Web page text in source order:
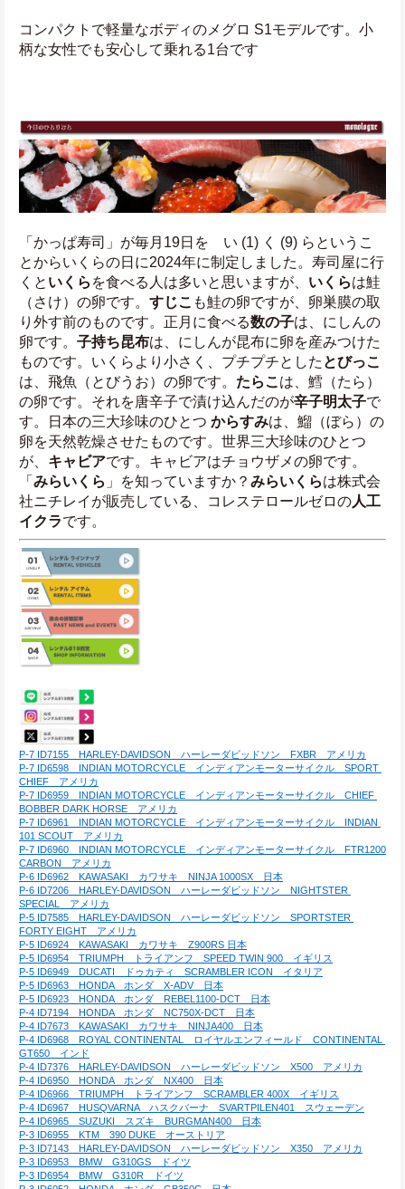
コンパクトで軽量なボディのメグロ S1モデルです。小
柄な女性でも安心して乗れる1台です
「かっぱ寿司」が毎月19日を　い (1) く (9) らというこ
とからいくらの日に2024年に制定しました。寿司屋に行
くと いくら を食べる人は多いと思いますが、 いくらは鮭
（さけ）の卵です。 すじこ も鮭の卵ですが、卵巣膜の取
り外す前のものです。正月に食べる数の子は、にしんの
卵です。 子持ち昆布は、にしんが昆布に卵を産みつけた
ものです。いくらより小さく、プチプチとした とびっこ
は、飛魚（とびうお）の卵です。 たらこは、鱈（たら）
の卵です。それを唐辛子で漬け込んだのが辛子明太子で
す。日本の三大珍味のひとつ からすみは、鰡（ぼら）の
卵を天然乾燥させたものです。世界三大珍味のひとつ
が、 キャビアです。キャビアはチョウザメの卵です。
「 みらいくら 」を知っていますか？ みらいくらは株式会
社ニチレイが販売している、コレステロールゼロの人工
イクラです。
P-7 ID7155　HARLEY-DAVIDSON　ハーレーダビッドソン　FXBR　アメリカ
P-7 ID6598　INDIAN MOTORCYCLE　インディアンモーターサイクル　SPORT
CHIEF　アメリカ
P-7 ID6959　INDIAN MOTORCYCLE　インディアンモーターサイクル　CHIEF
BOBBER DARK HORSE　アメリカ
P-7 ID6961　INDIAN MOTORCYCLE　インディアンモーターサイクル　INDIAN
101 SCOUT　アメリカ
P-7 ID6960　INDIAN MOTORCYCLE　インディアンモーターサイクル　FTR1200
CARBON　アメリカ
P-6 ID6962　KAWASAKI　カワサキ　NINJA 1000SX　日本
P-6 ID7206　HARLEY-DAVIDSON　ハーレーダビッドソン　NIGHTSTER
SPECIAL　アメリカ
P-5 ID7585　HARLEY-DAVIDSON　ハーレーダビッドソン　SPORTSTER
FORTY EIGHT　アメリカ
P-5 ID6924　KAWASAKI　カワサキ　Z900RS 日本
P-5 ID6954　TRIUMPH　トライアンフ　SPEED TWIN 900　イギリス
P-5 ID6949　DUCATI　ドゥカティ　SCRAMBLER ICON　イタリア
P-5 ID6963　HONDA　ホンダ　X-ADV　日本
P-5 ID6923　HONDA　ホンダ　REBEL1100-DCT　日本
P-4 ID7194　HONDA　ホンダ　NC750X-DCT　日本
P-4 ID7673　KAWASAKI　カワサキ　NINJA400　日本
P-4 ID6968　ROYAL CONTINENTAL　ロイヤルエンフィールド　CONTINENTAL
GT650　インド
P-4 ID7376　HARLEY-DAVIDSON　ハーレーダビッドソン　X500　アメリカ
P-4 ID6950　HONDA　ホンダ　NX400　日本
P-4 ID6966　TRIUMPH　トライアンフ　SCRAMBLER 400X　イギリス
P-4 ID6967　HUSQVARNA　ハスクバーナ　SVARTPILEN401　スウェーデン
P-4 ID6965　SUZUKI　スズキ　BURGMAN400　日本
P-3 ID6955　KTM　390 DUKE　オーストリア
P-3 ID7143　HARLEY-DAVIDSON　ハーレーダビッドソン　X350　アメリカ
P-3 ID6953　BMW　G310GS　ドイツ
P-3 ID6954　BMW　G310R　ドイツ